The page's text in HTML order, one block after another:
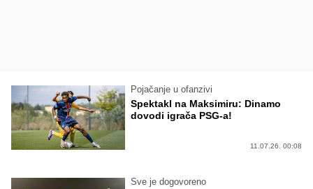
Pojačanje u ofanzivi
Spektakl na Maksimiru: Dinamo
dovodi igrača PSG-a!
11.07.26. 00:08
Sve je dogovoreno